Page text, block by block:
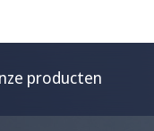
producten